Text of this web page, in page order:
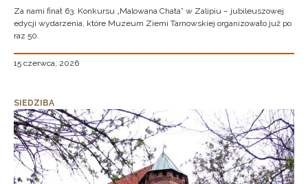
Za nami finał 63. Konkursu „Malowana Chata” w Zalipiu – jubileuszowej
edycji wydarzenia, które Muzeum Ziemi Tarnowskiej organizowało już po
raz 50.
15 czerwca, 2026
SIEDZIBA